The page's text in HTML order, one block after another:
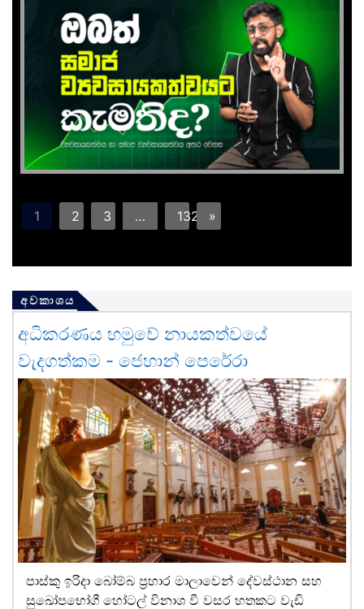
1 2 3 … 132 »
අවකාශය
අධිකරණය හමුවේ නායකත්වයේ
වැදගත්කම - ජෙහාන් පෙරේරා
පාස්කු ඉරිදා බෝම්බ ප්‍රහාර මාලාවෙන් දේවස්ථාන සහ
සුඛෝපභෝගී හෝටල් විනාශ වී වසර හතකට වැඩි